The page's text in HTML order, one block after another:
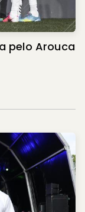
pelo Arouca